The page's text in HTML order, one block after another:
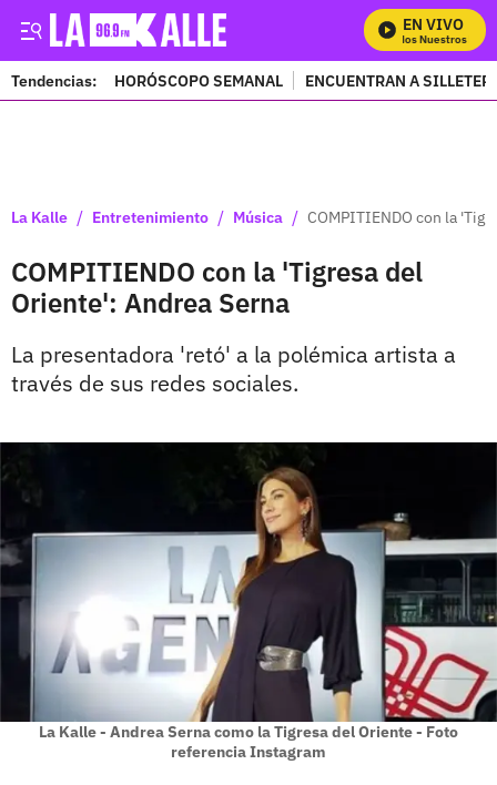
EN VIVO
Mira Todos Nuestros
Tendencias: HORÓSCOPO SEMANAL ENCUENTRAN A
La Kalle / Entretenimiento / Música / COMPITIENDO con la
COMPITIENDO con la 'Tigresa del
Oriente': Andrea Serna
La presentadora 'retó' a la polémica artista a
través de sus redes sociales.
La Kalle - Andrea Serna como la Tigresa del Oriente - Foto
referencia Instagram